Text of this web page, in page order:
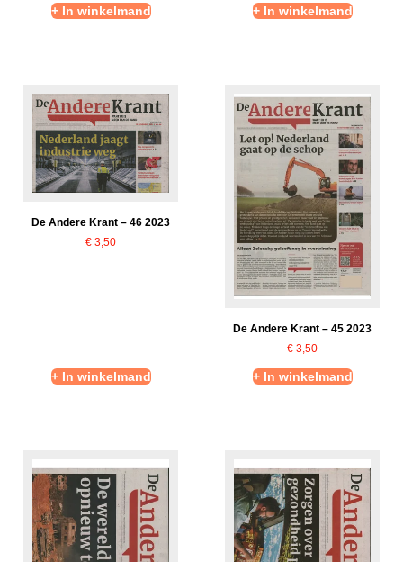
+ In winkelmand + In winkelmand
De Andere Krant – 46 2023
€ 3,50
+ In winkelmand
De Andere Krant – 45 2023
€ 3,50
+ In winkelmand